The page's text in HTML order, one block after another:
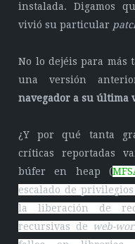
instalada. Digamos
vivió su particular
No lo dejéis para más
una versión
navegador a su última
¿Y por qué tanta
críticas reportadas
búfer en heap (
escalado de
la liberación de
recursivas de
web-